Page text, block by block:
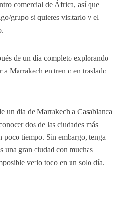
comercial de África, así que
grupo si quieres visitarlo y el
de un día completo explorando
a Marrakech en tren o en traslado
un día de Marrakech a Casablanca
dos de las ciudades más
poco tiempo. Sin embargo, tenga
una gran ciudad con muchas
verlo todo en un solo día.